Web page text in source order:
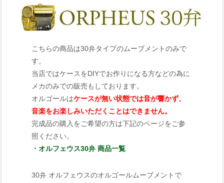
こちらの商品は30弁タイプのムーブメントのみで
す。
当店ではケースをDIYでお作りになる方などの為に
メカのみでの販売もしております。
オルゴールはケースが無い状態では音が響かず、
音楽をお楽しみいただくことはできません。
完成品の購入をご希望の方は下記のページをご参
照ください。
・オルフェウス30弁 商品一覧
30弁 オルフェウスのオルゴールムーブメントで